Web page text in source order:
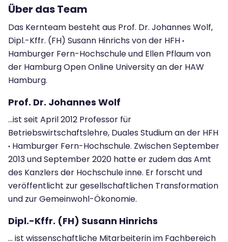
Über das Team
Das Kernteam besteht aus Prof. Dr. Johannes Wolf,
Dipl.-Kffr. (FH) Susann Hinrichs von der HFH ·
Hamburger Fern-Hochschule und Ellen Pflaum von
der Hamburg Open Online University an der HAW
Hamburg.
Prof. Dr. Johannes Wolf
...ist seit April 2012 Professor für
Betriebswirtschaftslehre, Duales Studium an der HFH
· Hamburger Fern-Hochschule. Zwischen September
2013 und September 2020 hatte er zudem das Amt
des Kanzlers der Hochschule inne. Er forscht und
veröffentlicht zur gesellschaftlichen Transformation
und zur Gemeinwohl-Ökonomie.
Dipl.-Kffr. (FH) Susann Hinrichs
... ist wissenschaftliche Mitarbeiterin im Fachbereich